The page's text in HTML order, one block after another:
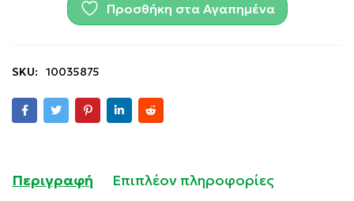
Προσθήκη στα Αγαπημένα
SKU: 10035875
Περιγραφή
Επιπλέον πληροφορίες